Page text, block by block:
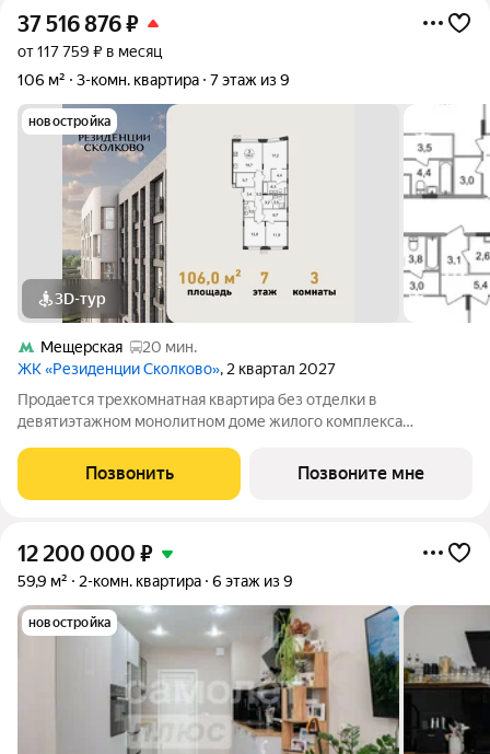
37 516 876₽
от 117 759 ₽ в месяц
106 м²
3-комн. квартира 7 этаж из 9
новостройка
3D-тур
Мещерская
20 мин.
ЖК «Резиденции Сколково», 2 квартал 2027
Продается трехкомнатная квартира без отделки в
девятиэтажном монолитном доме жилого комплекса
этаж 7 из 9. Срок сдачи - 2 квартал 2027 года. ТОЛЬКО ДО 31
АВГУСТА выгодные условия на
Позвонить Позвоните мне
12 200 000 ₽
59,9 м² 2-комн. квартира 6 этаж из 9
новостройка